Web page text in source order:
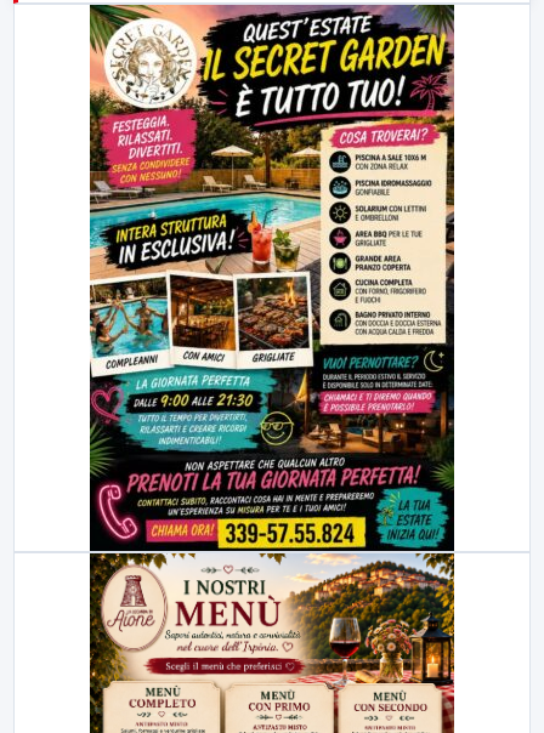
LabNews (replica)